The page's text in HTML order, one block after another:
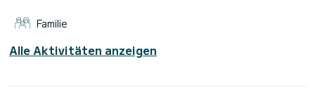
Es ist unter anderem mit folgender Ausrüstung
Bluetooth-Verbindung, Geschirrspülmaschine.
Familie
Alle Aktivitäten anzeigen